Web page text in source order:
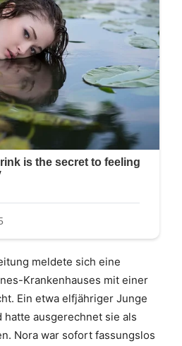
meldete sich eine
Krankenhauses mit einer
Ein etwa elfjähriger Junge
ausgerechnet sie als
Nora war sofort fassungslos